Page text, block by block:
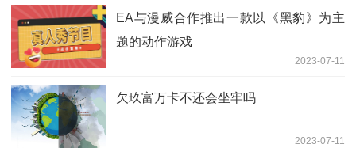
EA与漫威合作推出一款以《黑豹》为主
题的动作游戏
2023-07-11
欠玖富万卡不还会坐牢吗
2023-07-11